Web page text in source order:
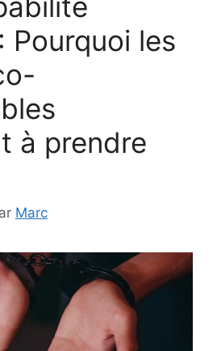
Pourquoi les
à prendre
Marc